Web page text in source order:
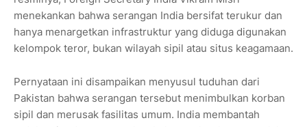
menekankan bahwa serangan India bersifat terukur dan
hanya menargetkan infrastruktur yang diduga digunakan
kelompok teror, bukan wilayah sipil atau situs keagamaan.
Pernyataan ini disampaikan menyusul tuduhan dari
Pakistan bahwa serangan tersebut menimbulkan korban
sipil dan merusak fasilitas umum. India membantah